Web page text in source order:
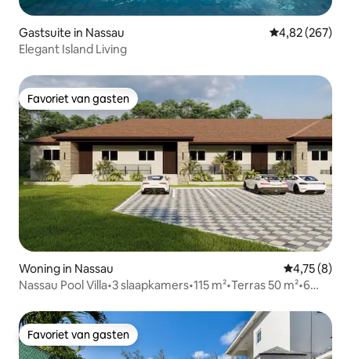
Gastsuite in Nassau Gemiddelde
4,82 (267)
Elegant Island Living
Favoriet van gasten
Favoriet van gasten
Woning in Nassau
4,75 (8)
Nassau Pool Villa•3 slaapkamers•115 m²•Terras 50 m²•6
Favoriet van gasten
Favoriet van gasten